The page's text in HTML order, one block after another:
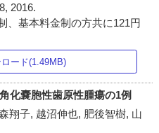
2016.
、基本料金制の方共に121円
ード(1.49MB)
化嚢胞性歯原性腫瘍の1例
翔子, 越沼伸也, 肥後智樹, 山